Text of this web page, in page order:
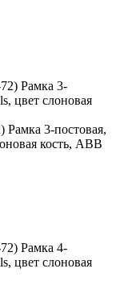
Рамка 3-постовая,
кость, ABB